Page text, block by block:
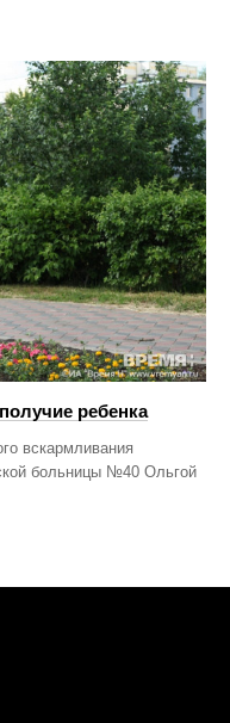
ребенка
вскармливания
больницы №40 Ольгой